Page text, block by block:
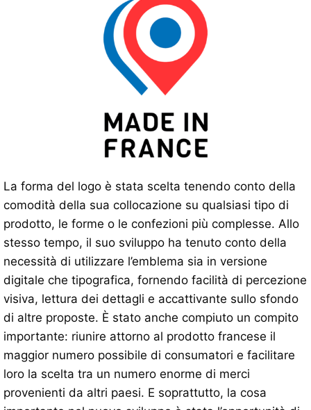
La forma del logo è stata scelta tenendo conto della
comodità della sua collocazione su qualsiasi tipo di
prodotto, le forme o le confezioni più complesse. Allo
stesso tempo, il suo sviluppo ha tenuto conto della
necessità di utilizzare l’emblema sia in versione
digitale che tipografica, fornendo facilità di percezione
visiva, lettura dei dettagli e accattivante sullo sfondo
di altre proposte. È stato anche compiuto un compito
importante: riunire attorno al prodotto francese il
maggior numero possibile di consumatori e facilitare
loro la scelta tra un numero enorme di merci
provenienti da altri paesi. E soprattutto, la cosa